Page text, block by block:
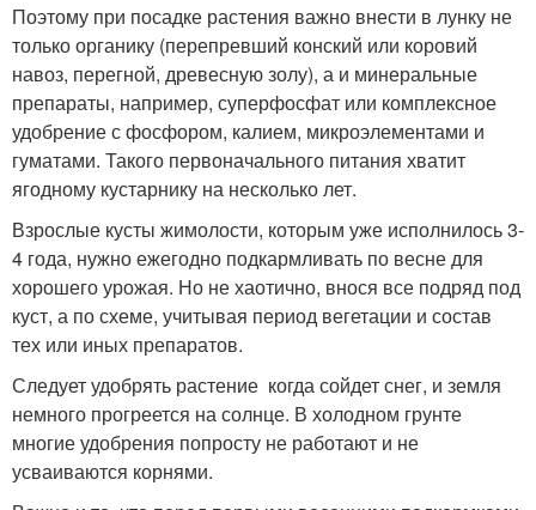
Поэтому при посадке растения важно внести в лунку не
только органику (перепревший конский или коровий
навоз, перегной, древесную золу), а и минеральные
препараты, например, суперфосфат или комплексное
удобрение с фосфором, калием, микроэлементами и
гуматами. Такого первоначального питания хватит
ягодному кустарнику на несколько лет.
Взрослые кусты жимолости, которым уже исполнилось 3-
4 года, нужно ежегодно подкармливать по весне для
хорошего урожая. Но не хаотично, внося все подряд под
куст, а по схеме, учитывая период вегетации и состав
тех или иных препаратов.
Следует удобрять растение когда сойдет снег, и земля
немного прогреется на солнце. В холодном грунте
многие удобрения попросту не работают и не
усваиваются корнями.